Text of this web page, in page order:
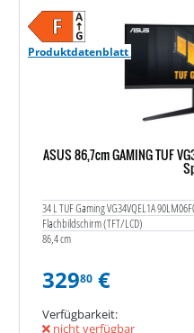
Produktdatenblatt
ASUS 86,7cm GAMING TUF
34 L TUF Gaming VG34VQEL1A
Flachbildschirm (TFT/LCD)
86,4 cm
32980 €
Verfügbarkeit:
nicht verfügbar